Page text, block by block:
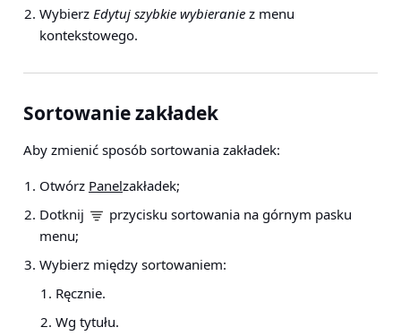
Wybierz Edytuj szybkie wybieranie z menu
kontekstowego.
Sortowanie zakładek
Aby zmienić sposób sortowania zakładek:
Otwórz Panelzakładek;
Dotknij
przycisku sortowania na górnym pasku
menu;
Wybierz między sortowaniem:
Ręcznie.
Wg tytułu.